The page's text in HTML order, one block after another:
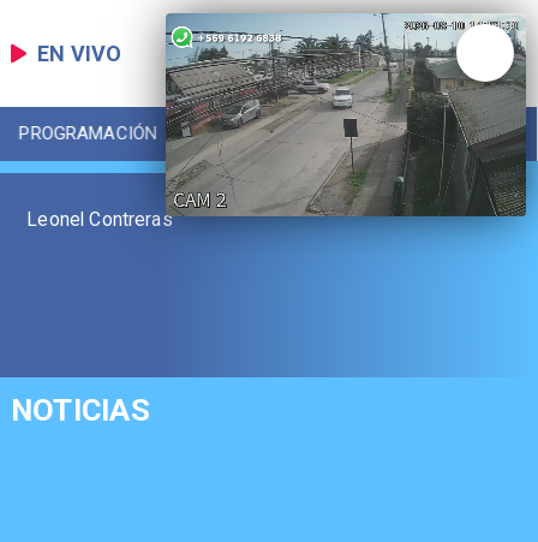
EN VIVO
PROGRAMACIÓN LOCAL DEPORTES
Leonel Contreras
NOTICIAS